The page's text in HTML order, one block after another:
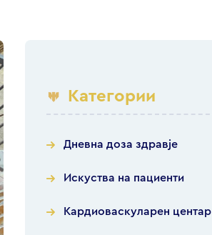
Категории
Дневна доза здравје
Искуства на пациенти
Кардиоваскуларен центар